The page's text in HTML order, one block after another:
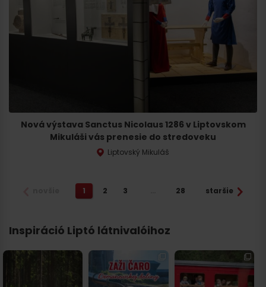
Nová výstava Sanctus Nicolaus 1286 v Liptovskom
Mikuláši vás prenesie do stredoveku
Liptovský Mikuláš
1 2 3 28 staršie
Inspiráció Liptó látnivalóihoz
Tajné schladenie na
Liptove! 💦
🚵🛝 Novinka v
Demänovskej doline,
ktorú sa oplatí...
🌞 Prvá polovica
augusta na Liptove
bude poriadne